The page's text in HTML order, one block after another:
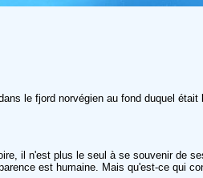
le fjord norvégien au fond duquel était
il n'est plus le seul à se souvenir de
est humaine. Mais qu'est-ce qui